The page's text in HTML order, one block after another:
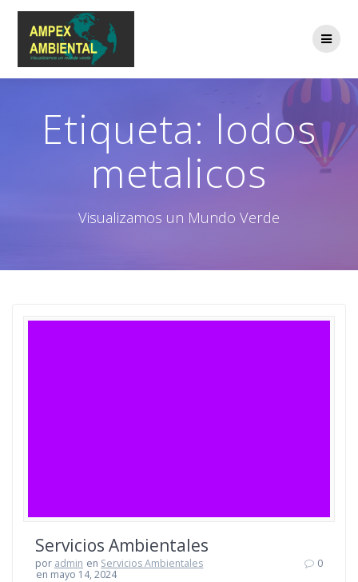
Etiqueta: lodos
metalicos
Visualizamos un Mundo Verde
Servicios Ambientales
por admin en Servicios Ambientales
en mayo 14, 2024
0